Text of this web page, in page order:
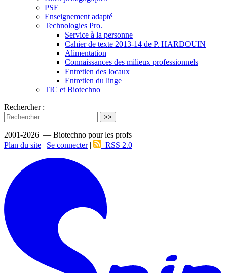
PSE
Enseignement adapté
Technologies Pro.
Service à la personne
Cahier de texte 2013-14 de P. HARDOUIN
Alimentation
Connaissances des milieux professionnels
Entretien des locaux
Entretien du linge
TIC et Biotechno
Rechercher :
>>
2001-2026 — Biotechno pour les profs
Plan du site | Se connecter| RSS 2.0